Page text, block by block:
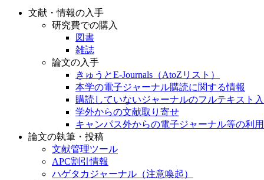
文献・情報の入手
研究費での購入
図書
雑誌
論文の入手
きゅうとE-Journals（AtoZリスト）
本学の電子ジャーナル購読に関する情報
購読していないジャーナルのフルテキスト
学外からの文献取り寄せ
キャンパス外からの電子ジャーナル等の利用
論文の執筆・投稿
文献管理ツール
APC割引情報
ハゲタカジャーナル（注意喚起）